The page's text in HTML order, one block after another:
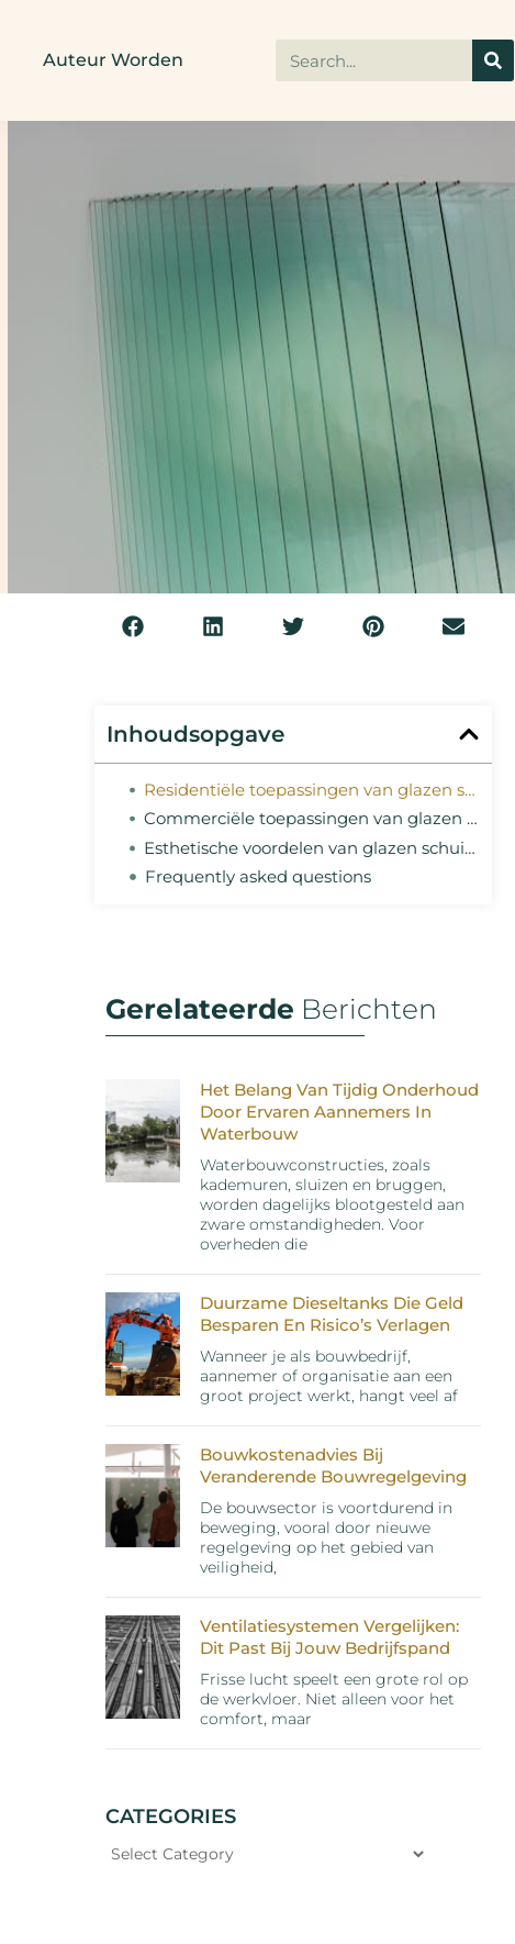
Auteur Worden
Inhoudsopgave
Residentiële toepassingen van glazen schuifwanden
Commerciële toepassingen van glazen schuifwanden
Esthetische voordelen van glazen schuifwanden
Frequently asked questions
Gerelateerde Berichten
Het Belang Van Tijdig Onderhoud
Door Ervaren Aannemers In
Waterbouw
Waterbouwconstructies, zoals
kademuren, sluizen en bruggen,
worden dagelijks blootgesteld aan
zware omstandigheden. Voor
overheden die
Duurzame Dieseltanks Die Geld
Besparen En Risico’s Verlagen
Wanneer je als bouwbedrijf,
aannemer of organisatie aan een
groot project werkt, hangt veel af
Bouwkostenadvies Bij
Veranderende Bouwregelgeving
De bouwsector is voortdurend in
beweging, vooral door nieuwe
regelgeving op het gebied van
veiligheid,
Ventilatiesystemen Vergelijken:
Dit Past Bij Jouw Bedrijfspand
Frisse lucht speelt een grote rol op
de werkvloer. Niet alleen voor het
comfort, maar
CATEGORIES